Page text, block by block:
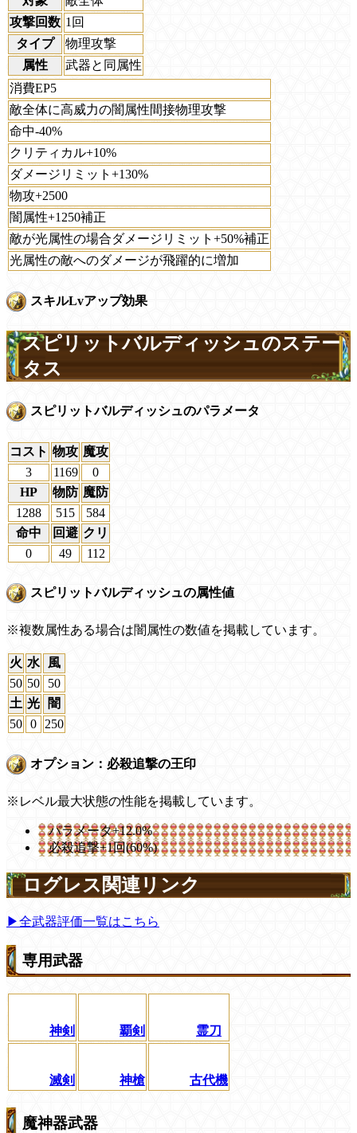
攻撃回数 1回
タイプ
物理攻撃
属性
武器と同属性
消費EP5
敵全体に高威力の闇属性間接物理攻撃
命中-40%
クリティカル+10%
ダメージリミット+130%
物攻+2500
闇属性+1250補正
敵が光属性の場合ダメージリミット+50%補正
光属性の敵へのダメージが飛躍的に増加
スキルLvアップ効果
スピリットバルディッシュのステー
タス
スピリットバルディッシュのパラメータ
コスト 物攻 魔攻
3
1169
0
HP
物防 魔防
1288
515
584
命中
回避 クリ
0
49 112
スピリットバルディッシュの属性値
※複数属性ある場合は闇属性の数値を掲載しています。
火 水
風
50 50
50
土 光
闇
50 0 250
オプション：必殺追撃の王印
※レベル最大状態の性能を掲載しています。
パラメータ+12.0%
必殺追撃+1回(60%)
ログレス関連リンク
▶全武器評価一覧はこちら
専用武器
神剣 覇剣 霊刀
滅剣 神槍 古代機
魔神器武器